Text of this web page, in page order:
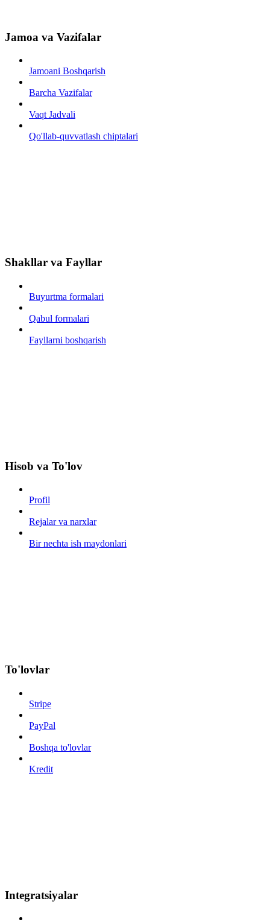
Jamoa va Vazifalar
Jamoani Boshqarish
Barcha Vazifalar
Vaqt Jadvali
Qo'llab-quvvatlash chiptalari
Shakllar va Fayllar
Buyurtma formalari
Qabul formalari
Fayllarni boshqarish
Hisob va To'lov
Profil
Rejalar va narxlar
Bir nechta ish maydonlari
To'lovlar
Stripe
PayPal
Boshqa to'lovlar
Kredit
Integratsiyalar